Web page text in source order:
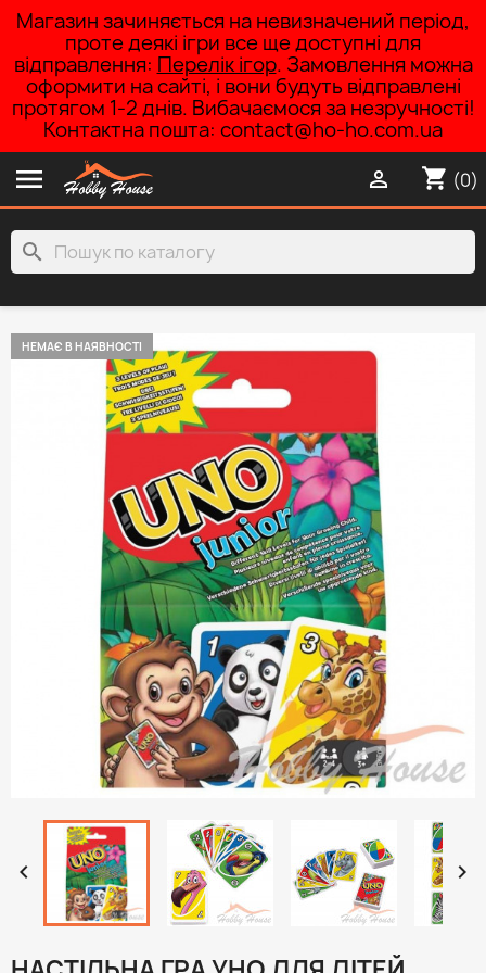
Магазин зачиняється на невизначений період,
проте деякі ігри все ще доступні для
відправлення: Перелік ігор. Замовлення можна
оформити на сайті, і вони будуть відправлені
протягом 1-2 днів. Вибачаємося за незручності!
Контактна пошта: contact@ho-ho.com.ua
 shopping_cart (0)

search
НЕМАЄ В НАЯВНОСТІ
 